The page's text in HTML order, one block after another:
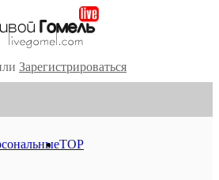
Зарегистрироваться
TOP